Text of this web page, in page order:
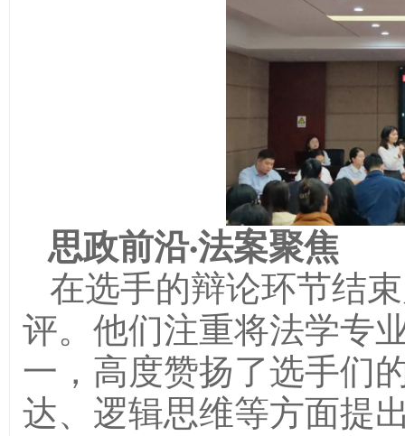
思政前沿·法案聚焦
在选手的辩论环节结
评。他们注重将法学专
一，高度赞扬了选手们
达、逻辑思维等方面提